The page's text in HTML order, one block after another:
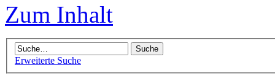
Zum Inhalt
Erweiterte Suche